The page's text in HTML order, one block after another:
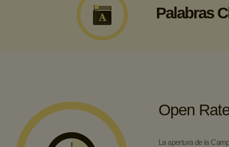
Aperturas
Open
La apertura de la